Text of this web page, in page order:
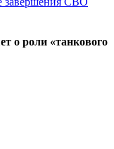
о роли «танкового